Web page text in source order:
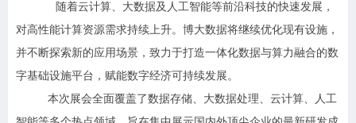
随着云计算、大数据及人工智能等前沿科技的快速发展，
对高性能计算资源需求持续上升。博大数据将继续优化现有设施，
并不断探索新的应用场景，致力于打造一体化数据与算力融合的数
字基础设施平台，赋能数字经济可持续发展。
本次展会全面覆盖了数据存储、大数据处理、云计算、人工